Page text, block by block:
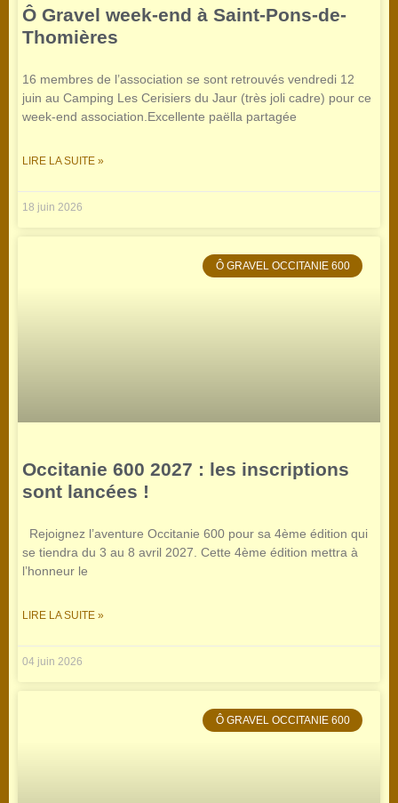
Ô Gravel week-end à Saint-Pons-de-
Thomières
16 membres de l’association se sont retrouvés vendredi 12
juin au Camping Les Cerisiers du Jaur (très joli cadre) pour ce
week-end association.Excellente paëlla partagée
LIRE LA SUITE »
18 juin 2026
Ô GRAVEL OCCITANIE 600
Occitanie 600 2027 : les inscriptions
sont lancées !
Rejoignez l’aventure Occitanie 600 pour sa 4ème édition qui
se tiendra du 3 au 8 avril 2027. Cette 4ème édition mettra à
l’honneur le
LIRE LA SUITE »
04 juin 2026
Ô GRAVEL OCCITANIE 600